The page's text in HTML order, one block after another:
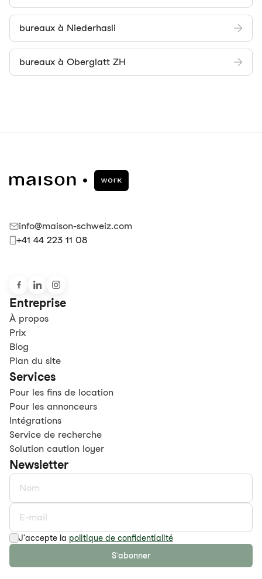
bureaux à Niederhasli
bureaux à Oberglatt ZH
info@maison-schweiz.com
+41 44 223 11 08
Entreprise
À propos
Prix
Blog
Plan du site
Services
Pour les fins de location
Pour les annonceurs
Intégrations
Service de recherche
Solution caution loyer
Newsletter
J'accepte la politique de confidentialité
S'abonner